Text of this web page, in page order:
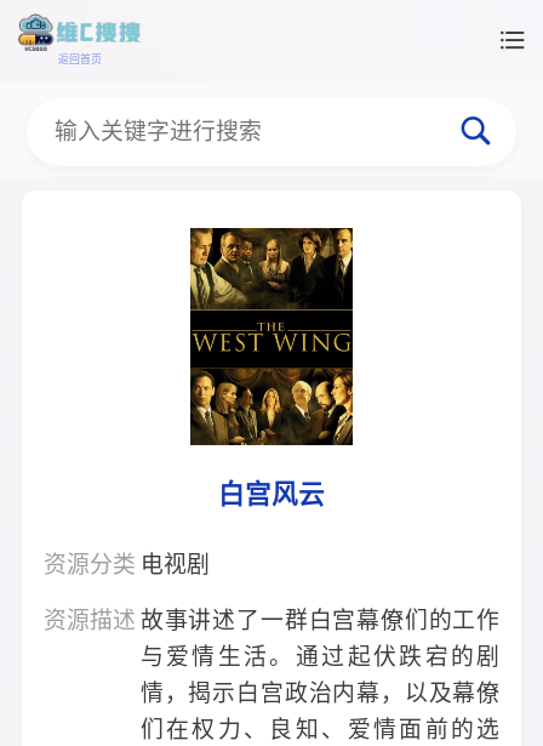
返回首页
白宫风云
资源分类 电视剧
资源描述故事讲述了一群白宫幕僚们的工作
与爱情生活。通过起伏跌宕的剧
情，揭示白宫政治内幕，以及幕僚
们在权力、良知、爱情面前的选